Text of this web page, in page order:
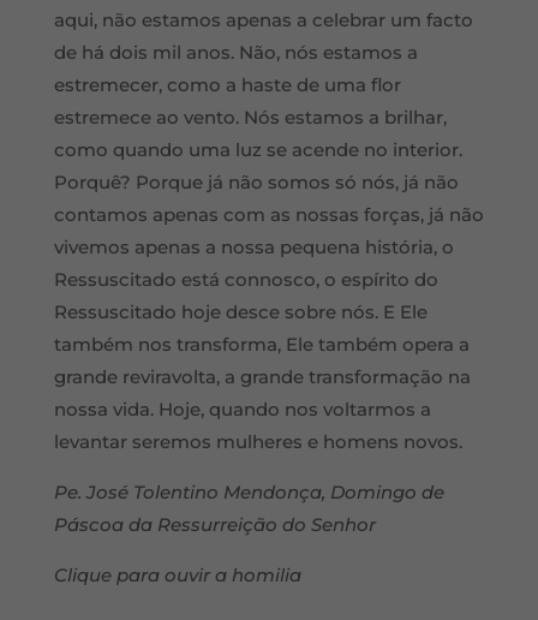
aqui, não estamos apenas a celebrar um facto
de há dois mil anos. Não, nós estamos a
estremecer, como a haste de uma flor
estremece ao vento. Nós estamos a brilhar,
como quando uma luz se acende no interior.
Porquê? Porque já não somos só nós, já não
contamos apenas com as nossas forças, já não
vivemos apenas a nossa pequena história, o
Ressuscitado está connosco, o espírito do
Ressuscitado hoje desce sobre nós. E Ele
também nos transforma, Ele também opera a
grande reviravolta, a grande transformação na
nossa vida. Hoje, quando nos voltarmos a
levantar seremos mulheres e homens novos.
Pe. José Tolentino Mendonça, Domingo de
Páscoa da Ressurreição do Senhor
Clique para ouvir a homilia